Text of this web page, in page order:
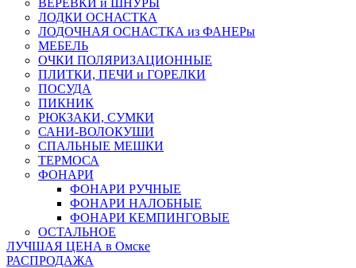
ВЕРЁВКИ и ШНУРЫ
ЛОДКИ ОСНАСТКА
ЛОДОЧНАЯ ОСНАСТКА из ФАНЕРы
МЕБЕЛЬ
ОЧКИ ПОЛЯРИЗАЦИОННЫЕ
ПЛИТКИ, ПЕЧИ и ГОРЕЛКИ
ПОСУДА
ПИКНИК
РЮКЗАКИ, СУМКИ
САНИ-ВОЛОКУШИ
СПАЛЬНЫЕ МЕШКИ
ТЕРМОСА
ФОНАРИ
ФОНАРИ РУЧНЫЕ
ФОНАРИ НАЛОБНЫЕ
ФОНАРИ КЕМПИНГОВЫЕ
ОСТАЛЬНОЕ
ЛУЧШАЯ ЦЕНА в Омске
РАСПРОДАЖА